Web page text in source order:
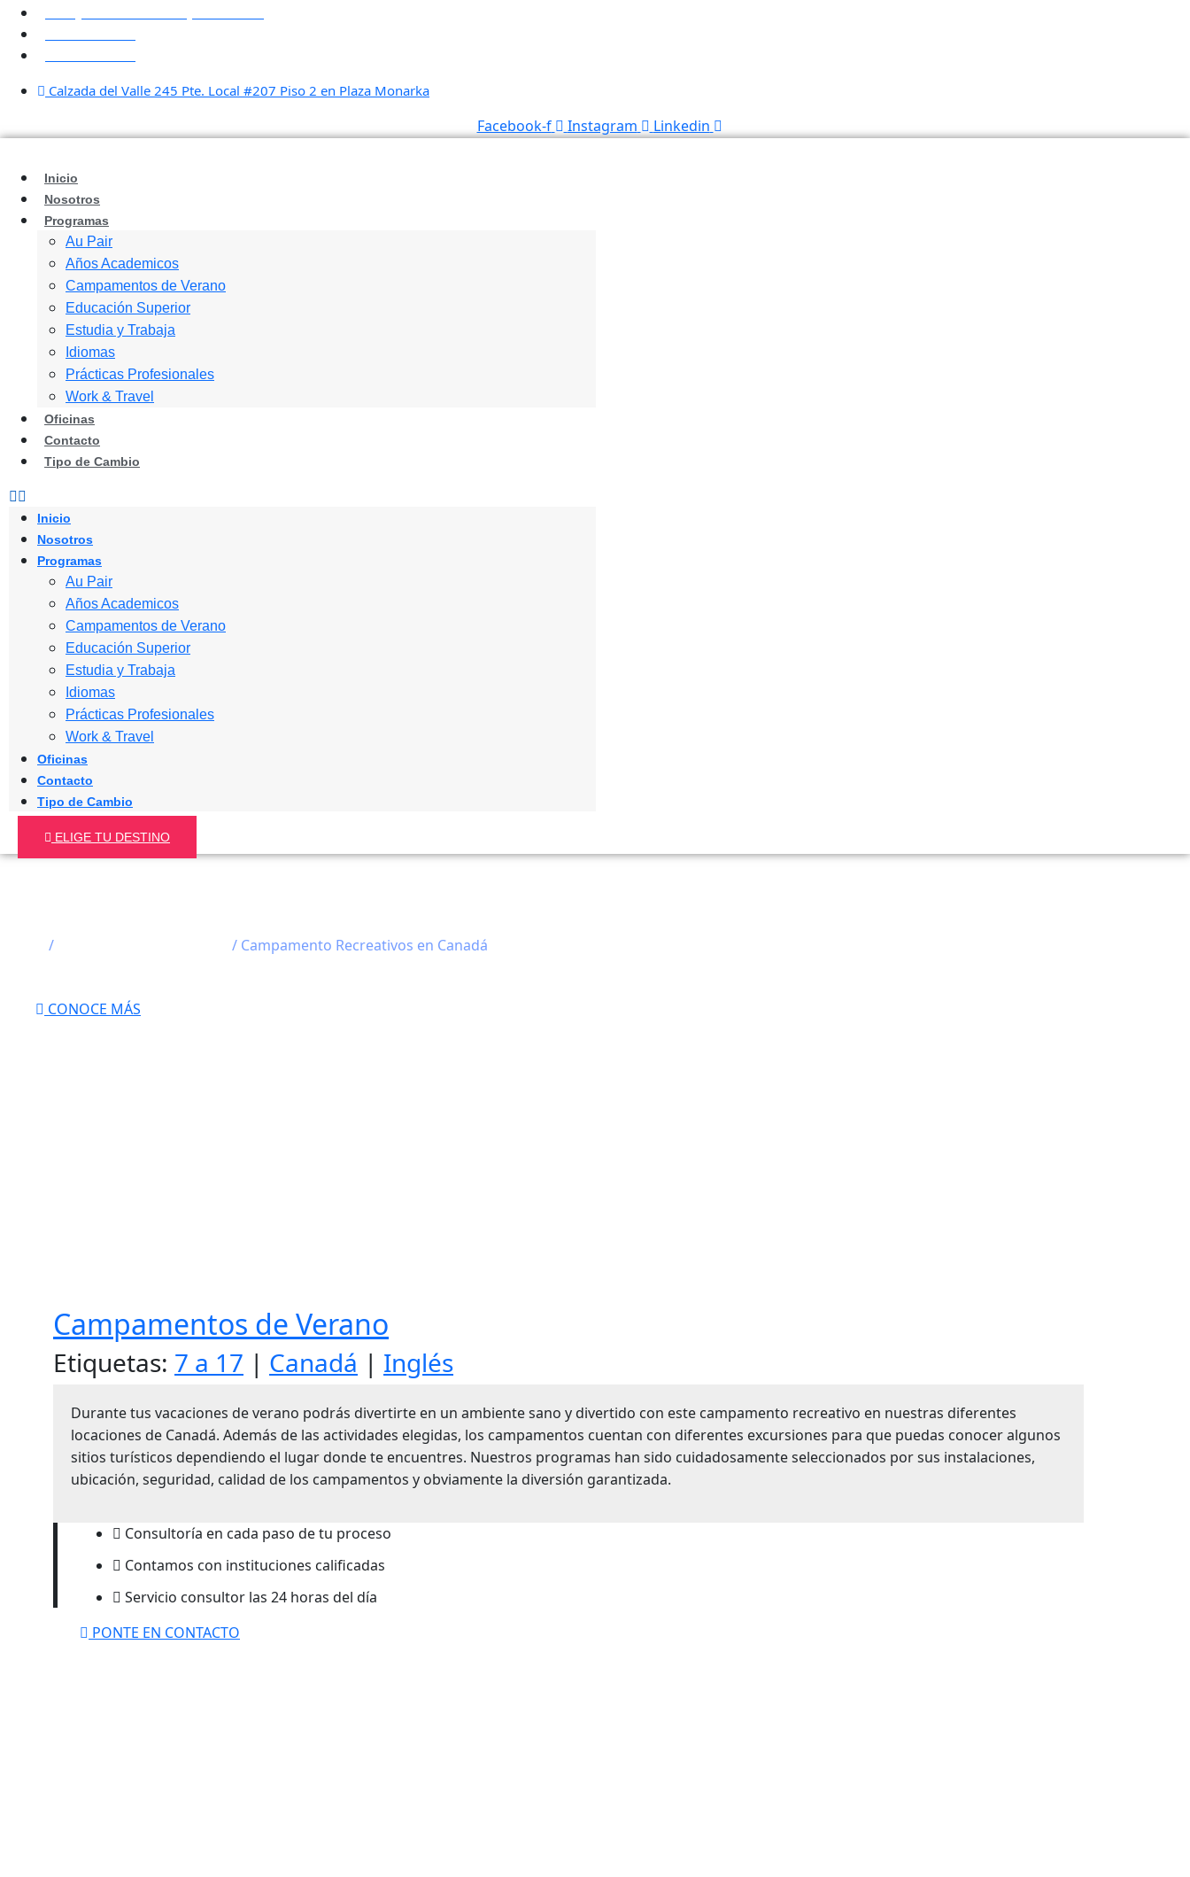
contenido
Calzada del Valle 245 Pte. Local #207 Piso 2 en Plaza Monarka
Facebook-f Instagram Linkedin
Inicio
Nosotros
Programas
Au Pair
Años Academicos
Campamentos de Verano
Educación Superior
Estudia y Trabaja
Idiomas
Prácticas Profesionales
Work & Travel
Oficinas
Contacto
Tipo de Cambio
Inicio
Nosotros
Programas
Au Pair
Años Academicos
Campamentos de Verano
Educación Superior
Estudia y Trabaja
Idiomas
Prácticas Profesionales
Work & Travel
Oficinas
Contacto
Tipo de Cambio
ELIGE TU DESTINO
/ / Campamento Recreativos en Canadá
CONOCE MÁS
Campamentos de Verano
Etiquetas: 7 a 17 | Canadá | Inglés
Durante tus vacaciones de verano podrás divertirte en un ambiente sano y divertido con este campamento recreativo en nuestras diferentes
locaciones de Canadá. Además de las actividades elegidas, los campamentos cuentan con diferentes excursiones para que puedas conocer algunos
sitios turísticos dependiendo el lugar donde te encuentres. Nuestros programas han sido cuidadosamente seleccionados por sus instalaciones,
ubicación, seguridad, calidad de los campamentos y obviamente la diversión garantizada.
Consultoría en cada paso de tu proceso
Contamos con instituciones calificadas
Servicio consultor las 24 horas del día
PONTE EN CONTACTO